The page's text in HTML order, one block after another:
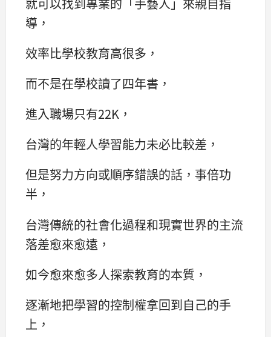
導，
效率比學校教育高很多，
而不是在學校讀了四年書，
進入職場只有22K，
台灣的年輕人學習能力未必比較差，
但是努力方向或順序錯誤的話，事倍功
半，
台灣傳統的社會化過程和現實世界的主流
落差愈來愈遠，
如今愈來愈多人探索教育的本質，
逐漸地把學習的控制權拿回到自己的手
上，